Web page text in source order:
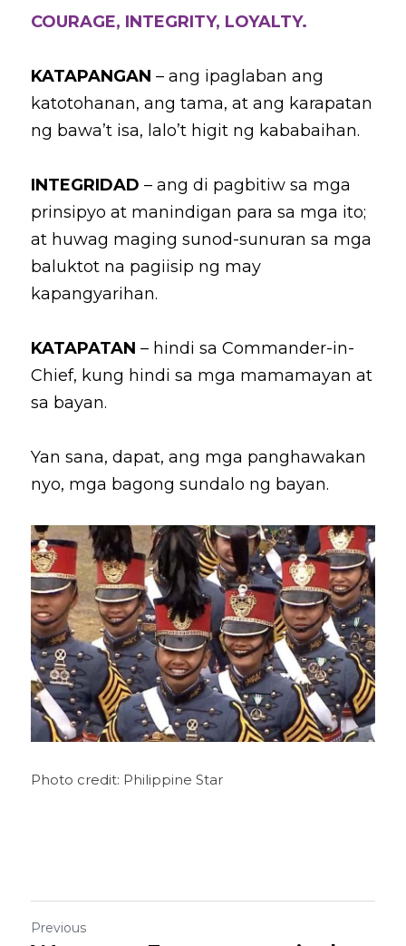
COURAGE, INTEGRITY, LOYALTY.
KATAPANGAN – ang ipaglaban ang
katotohanan, ang tama, at ang karapatan
ng bawa’t isa, lalo’t higit ng kababaihan.
INTEGRIDAD – ang di pagbitiw sa mga
prinsipyo at manindigan para sa mga ito;
at huwag maging sunod-sunuran sa mga
baluktot na pagiisip ng may
kapangyarihan.
KATAPATAN – hindi sa Commander-in-
Chief, kung hindi sa mga mamamayan at
sa bayan.
Yan sana, dapat, ang mga panghawakan
nyo, mga bagong sundalo ng bayan.
Photo credit: Philippine Star
Previous